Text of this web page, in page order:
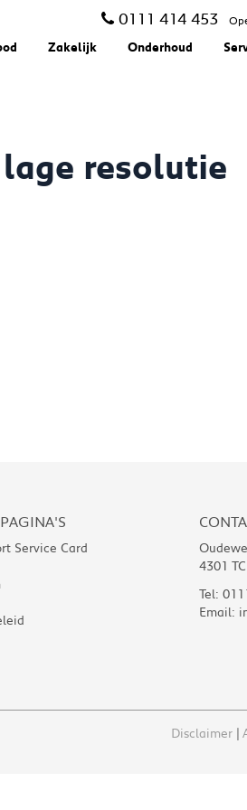
0111 414 453
Zakelijk Onderhoud
resolutie
Service Card
4301
Tel:
Email:
Disclaimer